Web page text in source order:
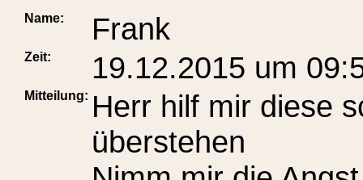
Name: Frank
Zeit: 19.12.2015 um
Mitteilung: Herr hilf mir diese
überstehen